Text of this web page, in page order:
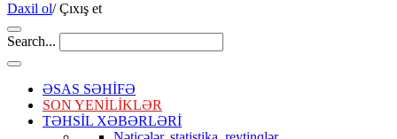
Daxil ol/Çıxış et
Search...
ƏSAS SƏHİFƏ
SON YENİLİKLƏR
TƏHSİL XƏBƏRLƏRİ